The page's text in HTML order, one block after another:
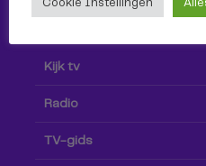
Kijk tv
Radio
TV-gids
Cookie Instellingen